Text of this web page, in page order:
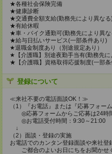
★各種社会保険完備
★健康診断
★交通費全額支給(勤務先により異な
★有給休暇
★車・バイク通勤可(勤務先により異
★給与日払いサービス(一部条件あり)
★退職金制度あり（別途規定あり）
★【介護職】別途夜勤手当有(勤務先
★【介護職】資格取得応援制度(一部
登録について
≪来社不要の電話面談OK！≫
（1）『お電話』または『応募フォー
◎応募フォームからご応募は24時
◎お電話受付時間：9:30～21:00
↓
（2）面談・登録の実施
お電話でのカンタン登録面談や来社登
ご都合のよいお日にちをお聞かせ